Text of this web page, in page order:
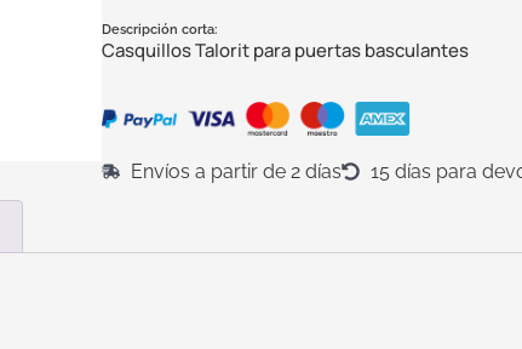
Descripción corta:
Casquillos Talorit para puertas basculantes
Envíos a partir de 2 días 15 días para